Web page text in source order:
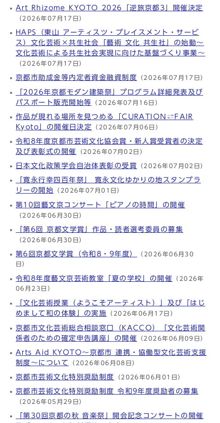
Art Rhizome KYOTO 2026「逆旅京都3」開催決定
（2026年07月17日）
HAPS（東山 アーティスツ・プレイスメント・サービ
ス）文化芸術×共生社会「藝術 文化 共生社」の始動～
文化芸術による共生社会実現に向けた基盤づくり事業～
（2026年07月17日）
京都市助成金等内定者資金融資制度 （2026年07月17日）
「2026年京都モダン建築祭」プログラム詳細発表及び
パスポート販売開始等
（2026年07月16日）
作品が現れる場所を⾒つめる「CURATION⇄FAIR
Kyoto」の開催日決定
（2026年07月06日）
令和8年度京都市芸術文化協会賞・新人賞受賞者の決定
及び表彰式の開催
（2026年07月02日）
日本文化政策学会自治体表彰の受賞 （2026年07月02日）
「寛永行幸四百年祭」 寛永文化ゆかりの地スタンプラ
リーの開始
（2026年07月01日）
第10回藝文京コンサート「ピアノの時間」の開催
（2026年06月30日）
「第6回 京都文学賞」作品・読者選考委員の募集
（2026年06月30日）
第6回京都文学賞（令和8・9年度） （2026年06月30
日）
令和8年度藝文京芸術教室「夏の学校」の開催
（2026年
06月23日）
「文化芸術授業（ようこそアーティスト）」及び「はじ
めまして和の体験」の実施
（2026年06月17日）
京都市文化芸術総合相談窓口（KACCO）「文化芸術関
係者のための確定申告講座」の開催 （2026年06月09日）
Arts Aid KYOTO～京都市 連携・協働型文化芸術支援
制度～について
（2026年06月08日）
京都市芸術文化特別奨励制度 （2026年06月01日）
京都市芸術文化特別奨励制度 令和9年度奨励者の募集
（2026年05月29日）
「第30回京都の秋 音楽祭」開会記念コンサートの開催